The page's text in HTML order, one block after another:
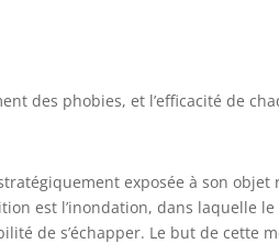
des phobies, et l’efficacité de
exposée à son objet
est l’inondation, dans laquelle
de s’échapper. Le but de cette